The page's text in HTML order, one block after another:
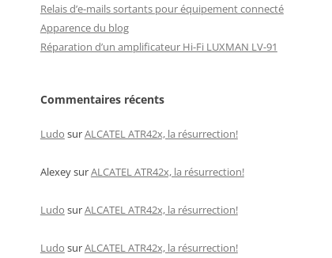
Relais d’e-mails sortants pour équipement connecté
Apparence du blog
Réparation d’un amplificateur Hi-Fi LUXMAN LV-91
Commentaires récents
Ludo surALCATEL ATR42x, la résurrection!
AlexeysurALCATEL ATR42x, la résurrection!
Ludo surALCATEL ATR42x, la résurrection!
Ludo surALCATEL ATR42x, la résurrection!